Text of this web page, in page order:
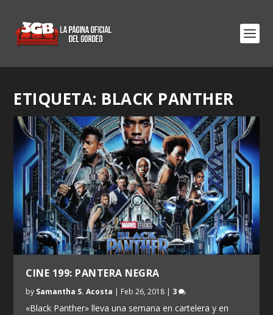
ETIQUETA: BLACK PANTHER
CINE 199: PANTERA NEGRA
by Samantha S. Acosta | Feb 26, 2018 | 3
«Black Panther» lleva una semana en cartelera y en